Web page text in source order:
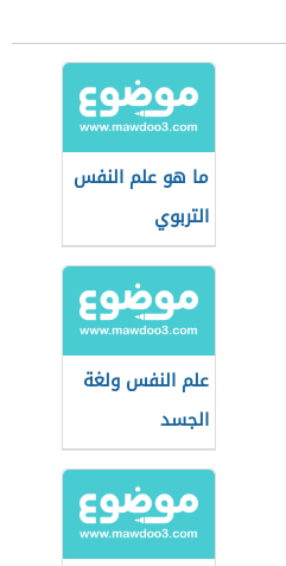
ما هو علم النفس
التربوي
علم النفس ولغة
الجسد